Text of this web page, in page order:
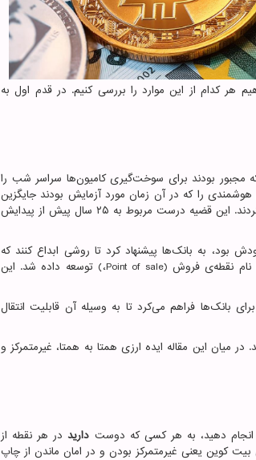
هر کدام از این موارد را بررسی کنیم. در قدم اول به
چرا که مجبور بودند برای سوخت‌گیری کامیون‌ها سراسر شب را
هوشمندی را که در آن زمان مورد آزمایش بودند جایگزین
پول نقد کنند. بدین ترتیب رانندگان کامیون‌ها از این کارت‌ها به جای حمل پول نقد استفاده کردند. این قضیه درست مربوط به ۲۵ سال پیش از پیدایش
بود، به بانک‌ها پیشنهاد کرد تا روشی ابداع کنند که
نام نقطه‌ی فروش Point of sale)،( توسعه داده شد. این
برای بانک‌ها فراهم می‌کرد تا به وسیله آن قابلیت انتقال
در میان این مقاله ایده ارزی همتا به همتا، غیرمتمرکز و
انجام دهید، به هر کسی که دوست داریددر هر نقطه از
کوین یعنی غیرمتمرکز بودن و در امان ماندن از چاپ